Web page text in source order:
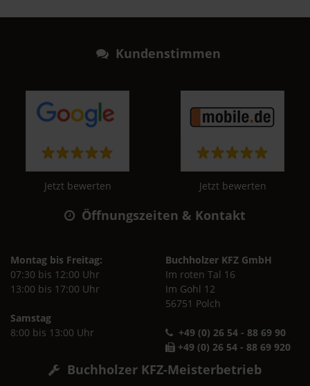
Kundenstimmen
Jetzt bewerten Jetzt bewerten
Öffnungszeiten & Kontakt
Montag bis Freitag:
07:30 bis 12:00 Uhr
13:00 bis 17:00 Uhr
Samstag
8:00 bis 13:00 Uhr
Buchholzer KFZ GmbH
Im roten Tal 16
Im Gohl 12
56751 Polch
+49 (0) 26 54 - 88 69 90
+49 (0) 26 54 - 88 69 920
Buchholzer KFZ-Meisterbetrieb